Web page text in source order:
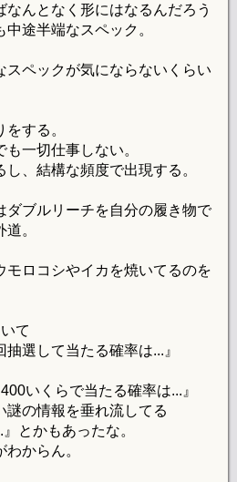
なんとなく形にはなるんだろう
途半端なスペック。
スペックが気にならないくらい
する。
一切仕事しない。
、結構な頻度で出現する。
ダブルリーチを自分の履き物で
。
モロコシやイカを焼いてるのを
て
抽選して当たる確率は...』
いくらで当たる確率は...』
謎の情報を垂れ流してる
とかもあったな。
からん。